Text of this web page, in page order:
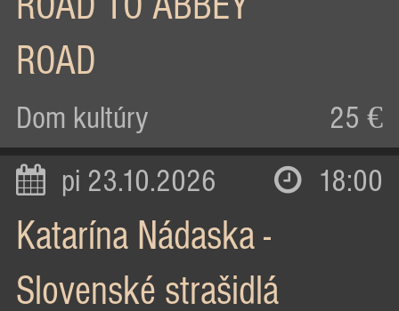
ROAD TO ABBEY
ROAD
Dom kultúry 25 €
pi 23.10.2026 18:00
Katarína Nádaska -
Slovenské strašidlá